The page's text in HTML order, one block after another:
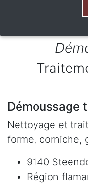
Démoussage
Nettoyage et
forme, corniche,
9140
Région